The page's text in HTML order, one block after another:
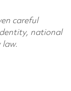
careful
national